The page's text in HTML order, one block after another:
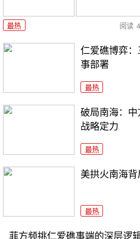
最热 阅读
仁爱礁博弈
事部署
最热
破局南海：
战略定力
最热
美拱火南海
最热
菲方频挑仁爱礁事端的深层逻